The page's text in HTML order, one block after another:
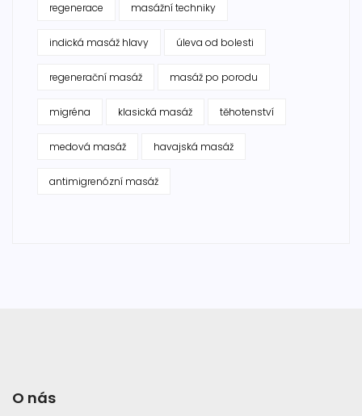
regenerace masážní techniky
indická masáž hlavy úleva od bolesti
regenerační masáž masáž po porodu
migréna klasická masáž těhotenství
medová masáž havajská masáž
antimigrenózní masáž
O nás